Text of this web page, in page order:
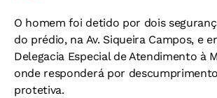
O homem foi detido por dois
do prédio, na Av. Siqueira Campos, e
Delegacia Especial de Atendimento à
onde responderá por
protetiva.